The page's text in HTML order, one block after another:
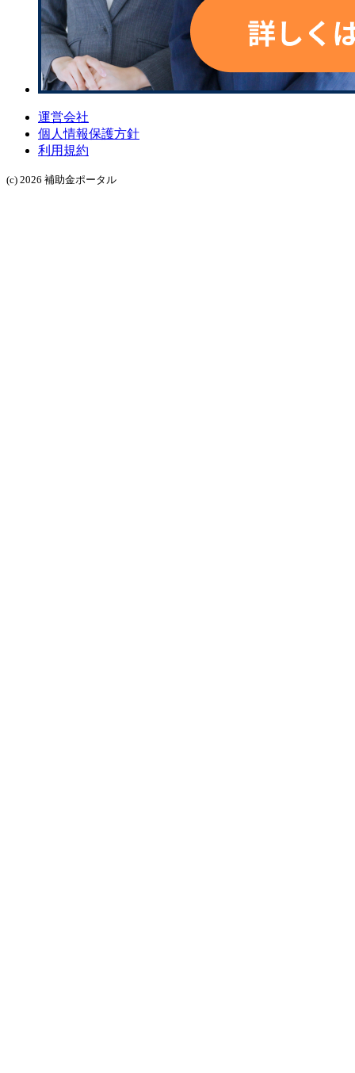
運営会社
個人情報保護方針
利用規約
(c) 2026 補助金ポータル